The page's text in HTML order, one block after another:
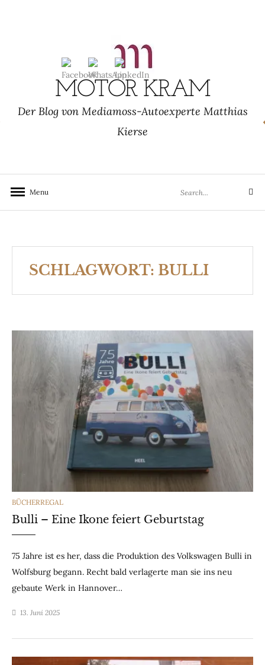
MOTOR KRAM
Der Blog von Mediamoss-Autoexperte Matthias
Kierse
Menu
for:
Search
SCHLAGWORT: BULLI
CATEGORIES
BÜCHERREGAL
Bulli – Eine Ikone feiert Geburtstag
75 Jahre ist es her, dass die Produktion des Volkswagen Bulli in
Wolfsburg begann. Recht bald verlagerte man sie ins neu
gebaute Werk in Hannover…
13. Juni 2025